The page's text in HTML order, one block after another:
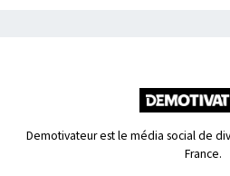
Demotivateur est le média social de
France.